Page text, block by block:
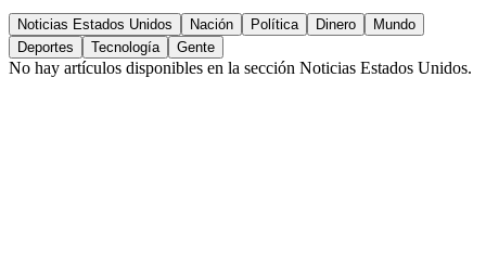
Noticias Estados Unidos Nación Política Dinero
Mundo
Deportes
Tecnología Gente
No hay artículos disponibles en la sección Noticias Estados Unidos.